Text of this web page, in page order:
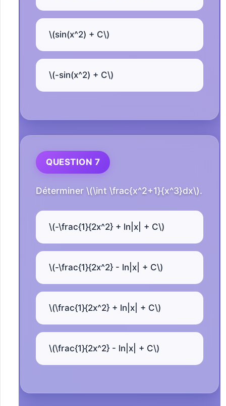
\(sin(x^2) + C\)
\(-sin(x^2) + C\)
QUESTION 7
Déterminer \(\int \frac{x^2+1}{x^3}dx\).
\(-\frac{1}{2x^2} + ln|x| + C\)
\(-\frac{1}{2x^2} - ln|x| + C\)
\(\frac{1}{2x^2} + ln|x| + C\)
\(\frac{1}{2x^2} - ln|x| + C\)